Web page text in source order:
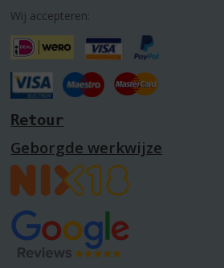
Wij accepteren:
Retour
Geborgde werkwijze